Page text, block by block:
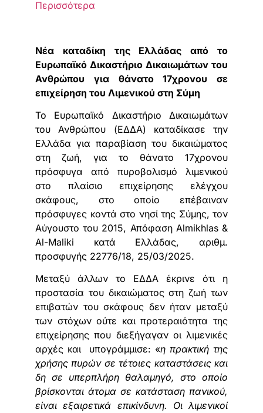
Περισσότερα
Nέα καταδίκη της Ελλάδας από το
Ευρωπαϊκό Δικαστήριο Δικαιωμάτων του
Ανθρώπου για θάνατο 17χρονου σε
επιχείρηση του Λιμενικού στη Σύμη
Το Ευρωπαϊκό Δικαστήριο Δικαιωμάτων
του Ανθρώπου (ΕΔΔΑ) καταδίκασε την
Ελλάδα για παραβίαση του δικαιώματος
στη ζωή, για το θάνατο 17χρονου
πρόσφυγα από πυροβολισμό λιμενικού
στο πλαίσιο επιχείρησης ελέγχου
σκάφους, στο οποίο επέβαιναν
πρόσφυγες κοντά στο νησί της Σύμης, τον
Αύγουστο του 2015, Απόφαση Almikhlas &
Al-Maliki κατά Ελλάδας, αριθμ.
προσφυγής 22776/18, 25/03/2025.
Μεταξύ άλλων το ΕΔΔΑ έκρινε ότι η
προστασία του δικαιώματος στη ζωή των
επιβατών του σκάφους δεν ήταν μεταξύ
των στόχων ούτε και προτεραιότητα της
επιχείρησης που διεξήγαγαν οι λιμενικές
αρχές και υπογράμμισε: «η πρακτική της
χρήσης πυρών σε τέτοιες καταστάσεις και
δη σε υπερπλήρη θαλαμηγό, στο οποίο
βρίσκονται άτομα σε κατάσταση πανικού,
είναι εξαιρετικά επικίνδυνη. Οι λιμενικοί